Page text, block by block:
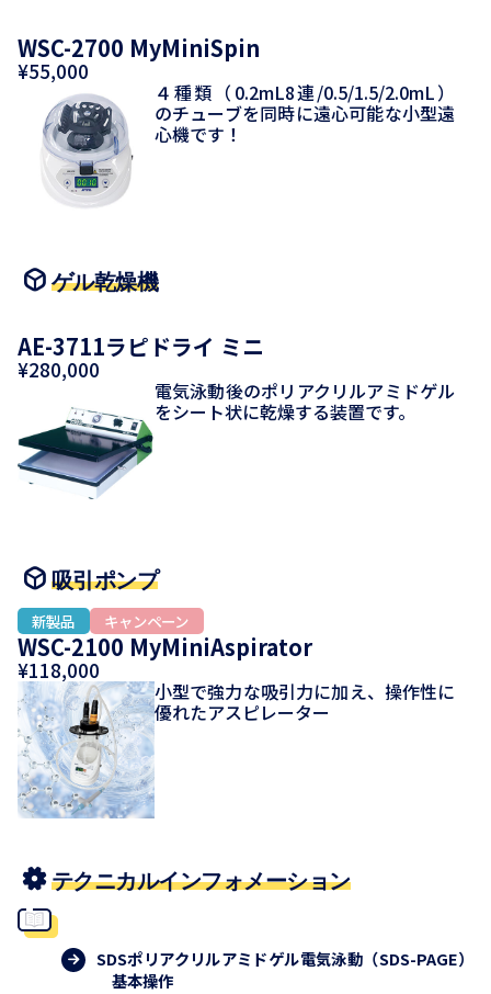
WSC-2700 MyMiniSpin
¥55,000
４種類（0.2mL8連/0.5/1.5/2.0mL）
のチューブを同時に遠心可能な小型遠
心機です！
ゲル乾燥機
AE-3711ラピドライ ミニ
¥280,000
電気泳動後のポリアクリルアミドゲル
をシート状に乾燥する装置です。
吸引ポンプ
WSC-2100 MyMiniAspirator
¥118,000
小型で強力な吸引力に加え、操作性に
優れたアスピレーター
テクニカルインフォメーション
SDSポリアクリルアミドゲル電気泳動（SDS-PAGE）
基本操作